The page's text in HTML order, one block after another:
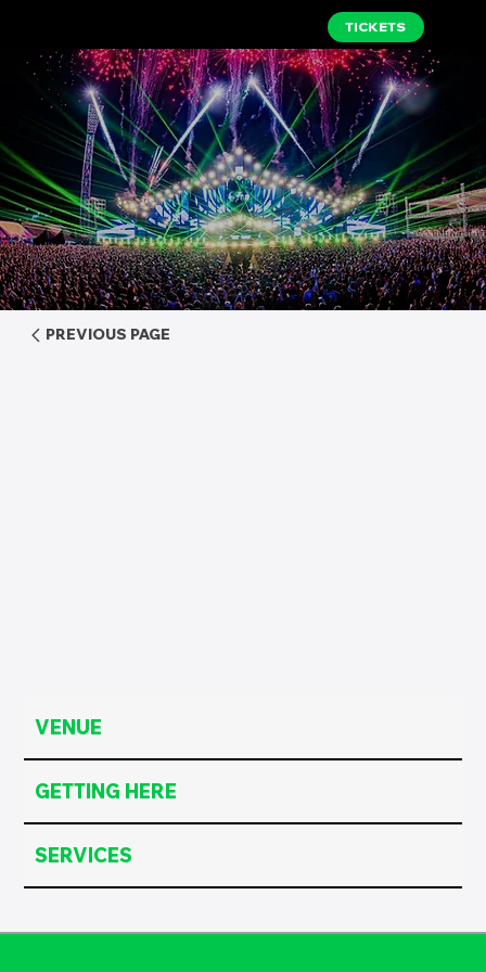
TICKETS
PREVIOUS PAGE
VENUE
GETTING HERE
SERVICES